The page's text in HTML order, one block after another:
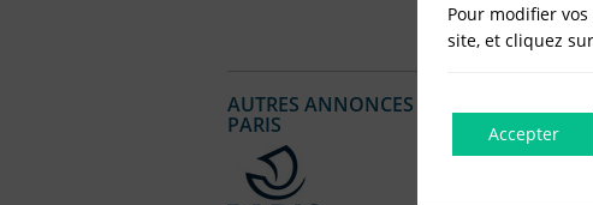
AUTRES ANNONCES LÉGALES
PARIS
Pour modifier
site, et cliquez
Accepter